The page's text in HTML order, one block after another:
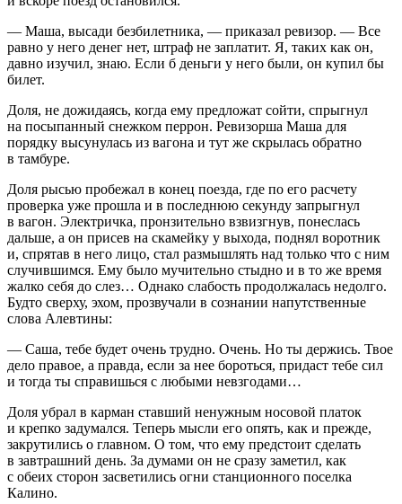
— Маша, высади безбилетника, — приказал ревизор. — Все
равно у него денег нет, штраф не заплатит. Я, таких как он,
давно изучил, знаю. Если б деньги у него были, он купил бы
билет.
Доля, не дожидаясь, когда ему предложат сойти, спрыгнул
на посыпанный снежком перрон. Ревизорша Маша для
порядку высунулась из вагона и тут же скрылась обратно
в тамбуре.
Доля рысью пробежал в конец поезда, где по его расчету
проверка уже прошла и в последнюю секунду запрыгнул
в вагон. Электричка, пронзительно взвизгнув, понеслась
дальше, а он присев на скамейку у выхода, поднял воротник
и, спрятав в него лицо, стал размышлять над только что с ним
случившимся. Ему было мучительно стыдно и в то же время
жалко себя до слез… Однако слабость продолжалась недолго.
Будто сверху, эхом, прозвучали в сознании напутственные
слова Алевтины:
— Саша, тебе будет очень трудно. Очень. Но ты держись. Твое
дело правое, а правда, если за нее бороться, придаст тебе сил
и тогда ты справишься с любыми невзгодами…
Доля убрал в карман ставший ненужным носовой платок
и крепко задумался. Теперь мысли его опять, как и прежде,
закрутились о главном. О том, что ему предстоит сделать
в завтрашний день. За думами он не сразу заметил, как
с обеих сторон засветились огни станционного поселка
Калино.